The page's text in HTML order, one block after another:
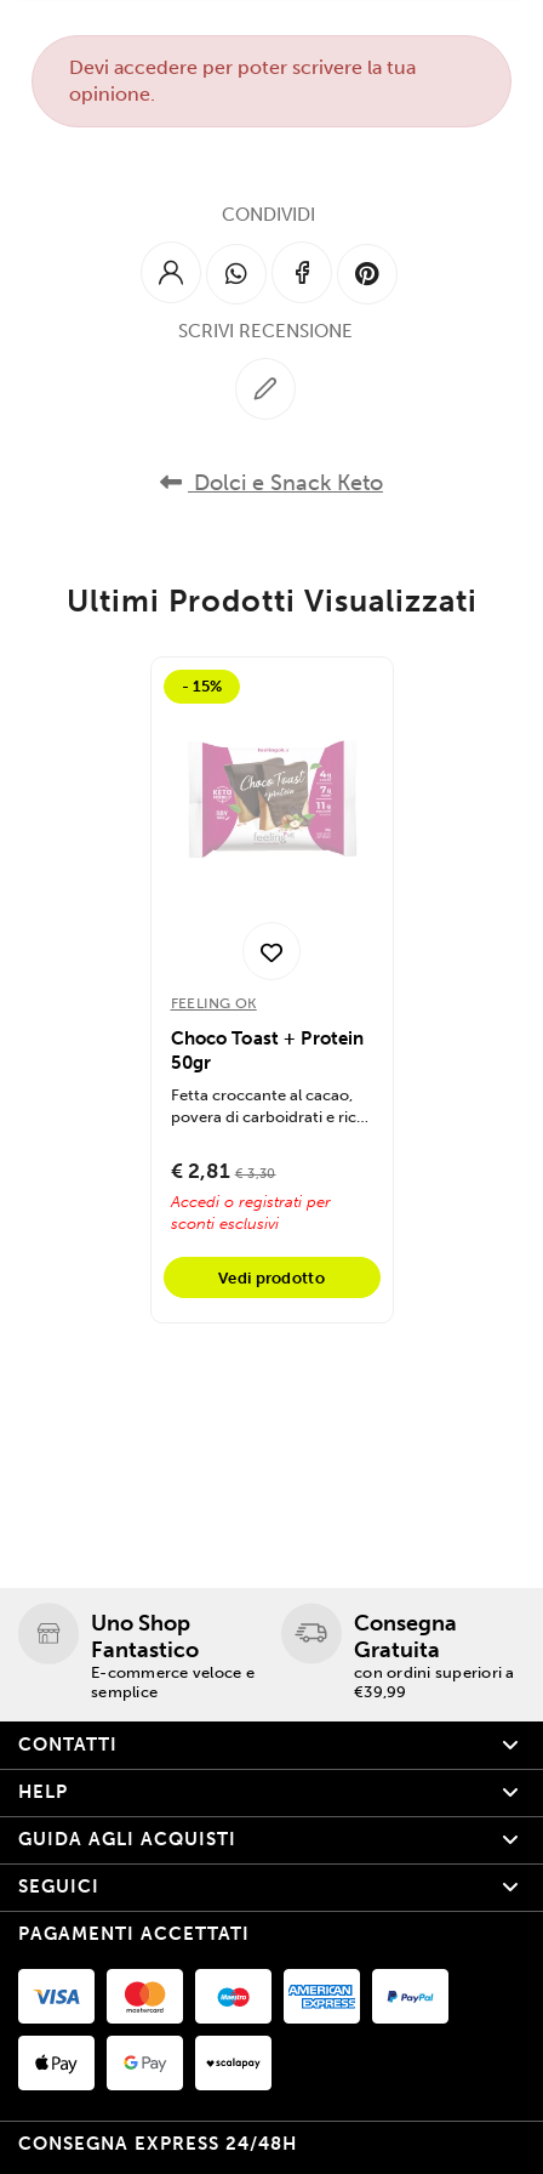
Deviaccedere per poter scrivere la tua
opinione.
CONDIVIDI
SCRIVI RECENSIONE
Dolci e Snack Keto
Ultimi Prodotti Visualizzati
- 15%
FEELING OK
Choco Toast + Protein
50gr
Fetta croccante al cacao,
povera di carboidrati e ricca
€ 2,81 € 3,30
Accedi o registrati per
sconti esclusivi
Vedi prodotto
Uno Shop
Fantastico
E-commerce veloce e
semplice
Consegna
Gratuita
con ordini superiori a
€39,99
CONTATTI
HELP
GUIDA AGLI ACQUISTI
SEGUICI
PAGAMENTI ACCETTATI
CONSEGNA EXPRESS 24/48H